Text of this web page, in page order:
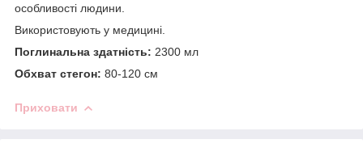
особливості людини.
Використовують у медицині.
Поглинальна здатність: 2300 мл
Обхват стегон: 80-120 см
Приховати